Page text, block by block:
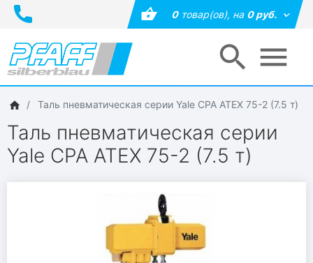
0товар(ов),на0 руб.
Таль пневматическая серии Yale CPA ATEX 75-2 (7.5 т)
Таль пневматическая серии
Yale CPA ATEX 75-2 (7.5 т)